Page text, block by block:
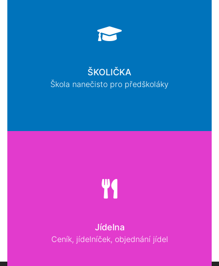
ŠKOLIČKA
Škola nanečisto pro předškoláky
Jídelna
Ceník, jídelníček, objednání jídel